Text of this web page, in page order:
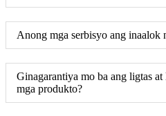
Anong mga serbisyo ang inaalok
Ginagarantiya mo ba ang ligtas
mga produkto?